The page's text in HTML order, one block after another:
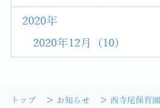
2020年
2020年12月 (10)
トップ お知らせ 西寺尾保育園